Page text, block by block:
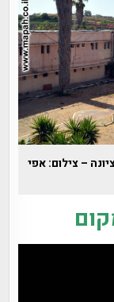
– צילום: אפי